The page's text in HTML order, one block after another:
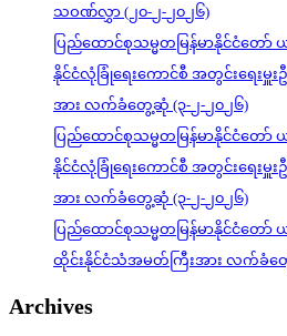
သဝဏ်လွှာ (၂၀-၂-၂၀၂၆)
ပြည်ထောင်စုသမ္မတမြန်မာနိုင်ငံတော်
နိုင်ငံလုံခြုံရေးကောင်စီ အတွင်းရေး
အား လက်ခံတွေ့ဆုံ (၃-၂-၂၀၂၆)
ပြည်ထောင်စုသမ္မတမြန်မာနိုင်ငံတော်
နိုင်ငံလုံခြုံရေးကောင်စီ အတွင်းရေး
အား လက်ခံတွေ့ဆုံ (၃-၂-၂၀၂၆)
ပြည်ထောင်စုသမ္မတမြန်မာနိုင်ငံတော်
ထိုင်းနိုင်ငံသံအမတ်ကြီးအား လက်ခံတွ
Archives